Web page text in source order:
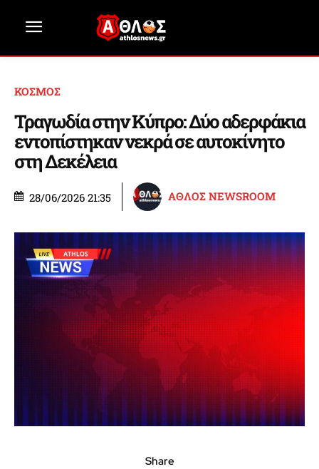
ΚΟΣΜΟΣ
Τραγωδία στην Κύπρο: Δύο αδερφάκια
εντοπίστηκαν νεκρά σε αυτοκίνητο
στη Δεκέλεια
28/06/2026 21:35 ΑΘΛΟΣ NEWSROOM
Share